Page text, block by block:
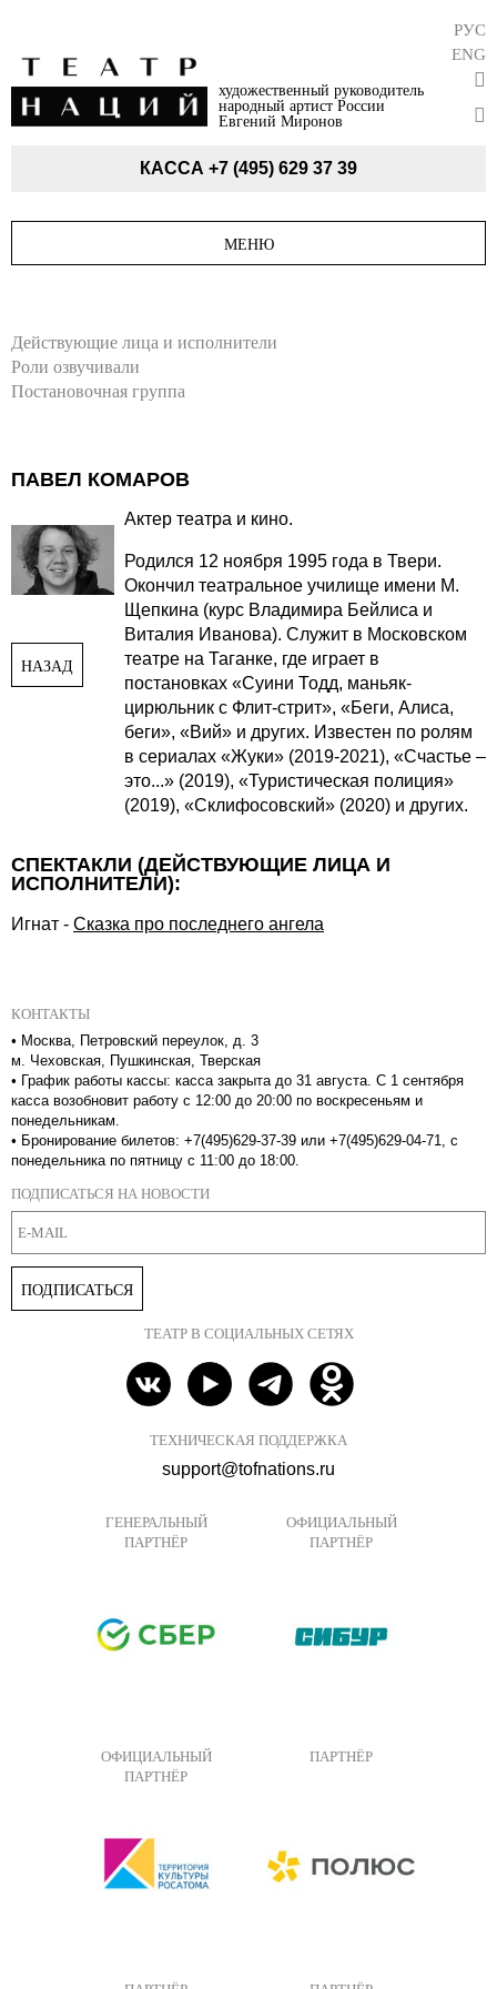
художественный руководитель
народный артист России
Евгений Миронов
РУС
ENG
КАССА +7 (495) 629 37 39
МЕНЮ
Действующие лица и исполнители
Роли озвучивали
Постановочная группа
ПАВЕЛ КОМАРОВ
НАЗАД
Актер театра и кино.
Родился 12 ноября 1995 года в Твери.
Окончил театральное училище имени М.
Щепкина (курс Владимира Бейлиса и
Виталия Иванова). Служит в Московском
театре на Таганке, где играет в
постановках «Суини Тодд, маньяк-
цирюльник с Флит-стрит», «Беги, Алиса,
беги», «Вий» и других. Известен по ролям
в сериалах «Жуки» (2019-2021), «Счастье –
это...» (2019), «Туристическая полиция»
(2019), «Склифосовский» (2020) и других.
СПЕКТАКЛИ (ДЕЙСТВУЮЩИЕ ЛИЦА И
ИСПОЛНИТЕЛИ):
Игнат - Сказка про последнего ангела
КОНТАКТЫ
• Москва, Петровский переулок, д. 3
м. Чеховская, Пушкинская, Тверская
• График работы кассы: касса закрыта до 31 августа. С 1 сентября
касса возобновит работу с 12:00 до 20:00 по воскресеньям и
понедельникам.
• Бронирование билетов: +7(495)629-37-39 или +7(495)629-04-71, с
понедельника по пятницу с 11:00 до 18:00.
ПОДПИСАТЬСЯ НА НОВОСТИ
ПОДПИСАТЬСЯ
ТЕАТР В СОЦИАЛЬНЫХ СЕТЯХ
ТЕХНИЧЕСКАЯ ПОДДЕРЖКА
support@tofnations.ru
ГЕНЕРАЛЬНЫЙ
ПАРТНЁР
ОФИЦИАЛЬНЫЙ
ПАРТНЁР
ОФИЦИАЛЬНЫЙ
ПАРТНЁР
ПАРТНЁР